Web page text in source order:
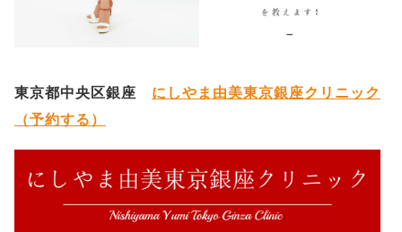
東京都中央区銀座 にしやま由美東京銀座クリニック
（予約する）